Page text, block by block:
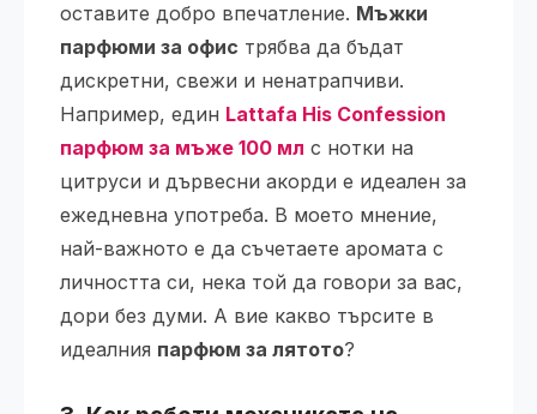
оставите добро впечатление. Мъжки
парфюми за офис трябва да бъдат
дискретни, свежи и ненатрапчиви.
Например, един Lattafa His Confession
парфюм за мъже 100 мл с нотки на
цитруси и дървесни акорди е идеален за
ежедневна употреба. В моето мнение,
най-важното е да съчетаете аромата с
личността си, нека той да говори за вас,
дори без думи. А вие какво търсите в
идеалния парфюм за лятото?